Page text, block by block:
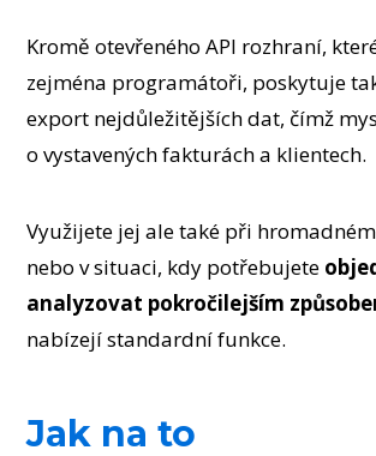
Kromě otevřeného API rozhraní,
zejména programátoři, poskytuje
export nejdůležitějších dat, čímž
o vystavených fakturách a klientech.
Využijete jej ale také při
nebo v situaci, kdy potřebujete
analyzovat pokročilejším
nabízejí standardní funkce.
Jak na to